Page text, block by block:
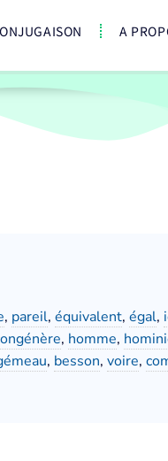
A
, pareil, équivalent, égal,
, homme,
, besson, voire,